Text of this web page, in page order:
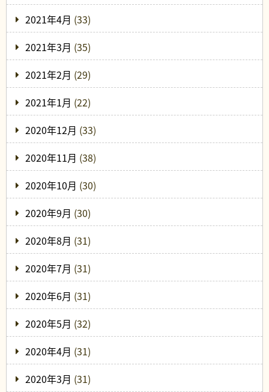
2021年4月 (33)
2021年3月 (35)
2021年2月 (29)
2021年1月 (22)
2020年12月 (33)
2020年11月 (38)
2020年10月 (30)
2020年9月 (30)
2020年8月 (31)
2020年7月 (31)
2020年6月 (31)
2020年5月 (32)
2020年4月 (31)
2020年3月 (31)